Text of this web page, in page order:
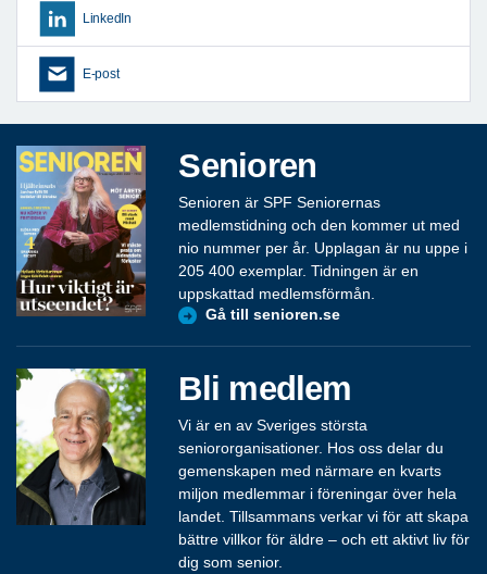
LinkedIn
E-post
Senioren
Senioren är SPF Seniorernas
medlemstidning och den kommer ut med
nio nummer per år. Upplagan är nu uppe i
205 400 exemplar. Tidningen är en
uppskattad medlemsförmån.
Gå till senioren.se
Bli medlem
Vi är en av Sveriges största
seniororganisationer. Hos oss delar du
gemenskapen med närmare en kvarts
miljon medlemmar i föreningar över hela
landet. Tillsammans verkar vi för att skapa
bättre villkor för äldre – och ett aktivt liv för
dig som senior.